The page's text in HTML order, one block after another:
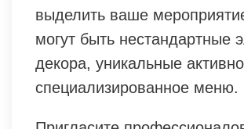
выделить ваше
могут быть нестандартные
декора, уникальные
специализированное меню.